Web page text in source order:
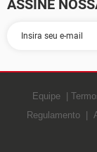
ASSINE
Equipe
Regulamento